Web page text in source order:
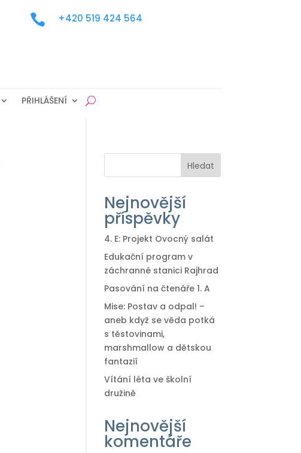
 +420 519 424 564
PŘIHLÁŠENÍ
Hledat
Nejnovější
příspěvky
4. E: Projekt Ovocný salát
Edukační program v
záchranné stanici Rajhrad
Pasování na čtenáře 1. A
Mise: Postav a odpal! –
aneb když se věda potká
s těstovinami,
marshmallow a dětskou
fantazií
Vítání léta ve školní
družině
Nejnovější
komentáře